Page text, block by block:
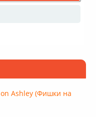
Ashley (Фишки на